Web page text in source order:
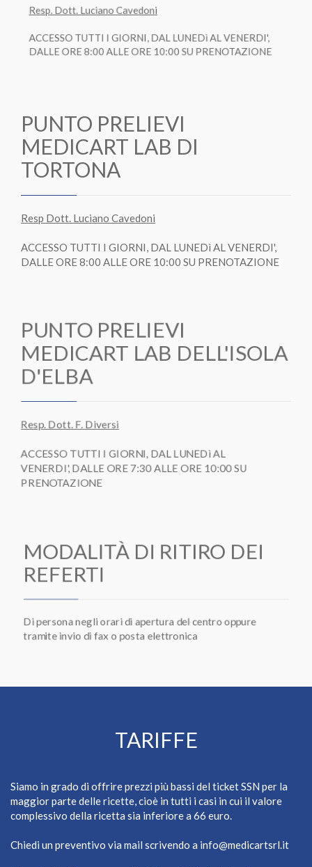
Resp. Dott. Luciano Cavedoni
ACCESSO TUTTI I GIORNI, DAL LUNEDì AL VENERDI',
DALLE ORE 8:00 ALLE ORE 10:00 SU PRENOTAZIONE
PUNTO PRELIEVI
MEDICART LAB DI
TORTONA
Resp Dott. Luciano Cavedoni
ACCESSO TUTTI I GIORNI, DAL LUNEDì AL VENERDI',
DALLE ORE 8:00 ALLE ORE 10:00 SU PRENOTAZIONE
PUNTO PRELIEVI
MEDICART LAB DELL'ISOLA
D'ELBA
Resp. Dott. F. Diversi
ACCESSO TUTTI I GIORNI, DAL LUNEDì AL
VENERDI', DALLE ORE 7:30 ALLE ORE 10:00 SU
PRENOTAZIONE
MODALITÀ DI RITIRO DEI
REFERTI
Di persona negli orari di apertura del centro oppure
tramite invio di fax o posta elettronica
TARIFFE
Siamo in grado di offrire prezzi più bassi del ticket SSN per la
maggior parte delle ricette, cioè in tutti i casi in cui il valore
complessivo della ricetta sia inferiore a 66 euro.
Chiedi un preventivo via mail scrivendo a info@medicartsrl.it